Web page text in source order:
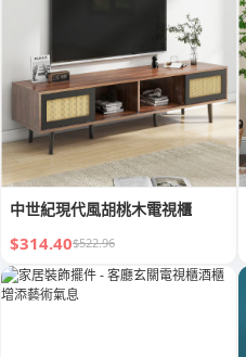
中世紀現代風胡桃木電視櫃
$314.40$522.96